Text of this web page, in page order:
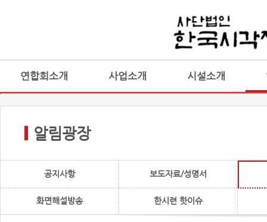
연합회소개 사업소개 시설소개
알림광장
공지사항 보도자료/성명서
화면해설방송 한시련 핫이슈